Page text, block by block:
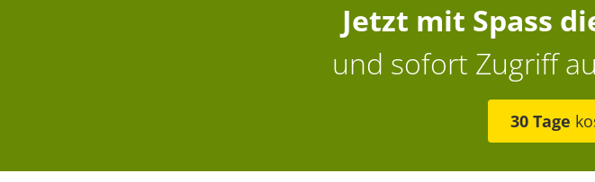
Jetzt mit Spass
und sofort Zugriff
30 Tage